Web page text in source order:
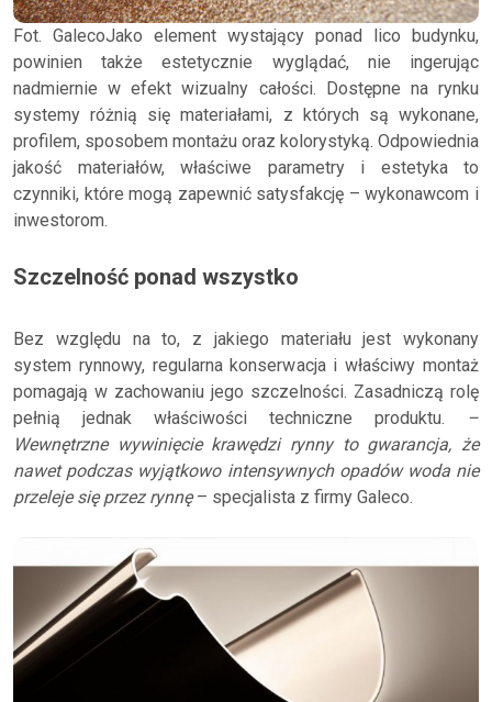
Fot. GalecoJako element wystający ponad lico budynku,
powinien także estetycznie wyglądać, nie ingerując
nadmiernie w efekt wizualny całości. Dostępne na rynku
systemy różnią się materiałami, z których są wykonane,
profilem, sposobem montażu oraz kolorystyką. Odpowiednia
jakość materiałów, właściwe parametry i estetyka to
czynniki, które mogą zapewnić satysfakcję – wykonawcom i
inwestorom.
Szczelność ponad wszystko
Bez względu na to, z jakiego materiału jest wykonany
system rynnowy, regularna konserwacja i właściwy montaż
pomagają w zachowaniu jego szczelności. Zasadniczą rolę
pełnią jednak właściwości techniczne produktu. –
Wewnętrzne wywinięcie krawędzi rynny to gwarancja, że
nawet podczas wyjątkowo intensywnych opadów woda nie
przeleje się przez rynnę– specjalista z firmy Galeco.